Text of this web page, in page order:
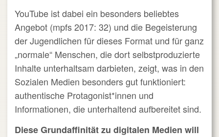
YouTube ist dabei ein besonders beliebtes
Angebot (mpfs 2017: 32) und die Begeisterung
der Jugendlichen für dieses Format und für ganz
„normale“ Menschen, die dort selbstproduzierte
Inhalte unterhaltsam darbieten, zeigt, was in den
Sozialen Medien besonders gut funktioniert:
authentische Protagonist*innen und
Informationen, die unterhaltend aufbereitet sind.
Diese Grundaffinität zu digitalen Medien will